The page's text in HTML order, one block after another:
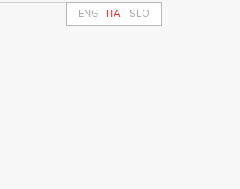
ENG ITA SLO